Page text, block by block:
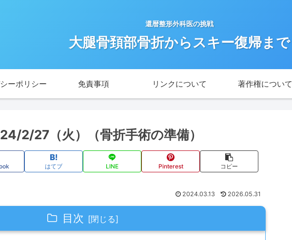
還暦整形外科医の挑戦
大腿骨頚部骨折からスキー復帰まで
ーポリシー 免責事項 リンクについて 著作権について
2/27（火）（骨折手術の準備）
はてブ LINE Pinterest コピー
2024.03.13 2026.05.31
目次